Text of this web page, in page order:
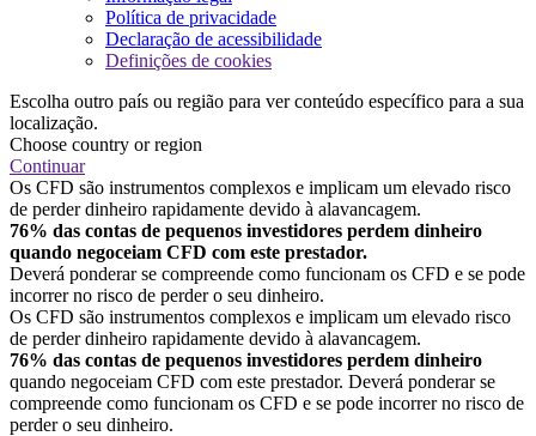
Política de privacidade
Declaração de acessibilidade
Definições de cookies
Escolha outro país ou região para ver conteúdo específico para a sua
localização.
Choose country or region
Continuar
Os CFD são instrumentos complexos e implicam um elevado risco
de perder dinheiro rapidamente devido à alavancagem.
76% das contas de pequenos investidores perdem dinheiro
quando negoceiam CFD com este prestador.
Deverá ponderar se compreende como funcionam os CFD e se pode
incorrer no risco de perder o seu dinheiro.
Os CFD são instrumentos complexos e implicam um elevado risco
de perder dinheiro rapidamente devido à alavancagem.
76% das contas de pequenos investidores perdem dinheiro
quando negoceiam CFD com este prestador. Deverá ponderar se
compreende como funcionam os CFD e se pode incorrer no risco de
perder o seu dinheiro.